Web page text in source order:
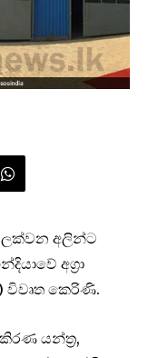
ලක්වන අලින්ට
අග්‍රා
විවෘත කෙරිණි.
යන්ත්‍ර,